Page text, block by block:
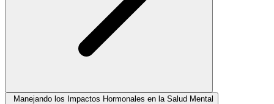
Manejando los Impactos Hormonales en la Salud Mental